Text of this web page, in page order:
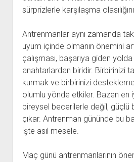
sürprizlerle karşılaşma
Antrenmanlar aynı zamanda
uyum içinde olmanın önemini
çalışması, başarıya giden
anahtarlardan biridir. Birbirinizi
kurmak ve birbirinizi
olumlu yönde etkiler. Bazen en
bireysel becerilerle değil, güçlü
çıkar. Antrenman gününde bu
işte asıl mesele.
Maç günü antrenmanlarının